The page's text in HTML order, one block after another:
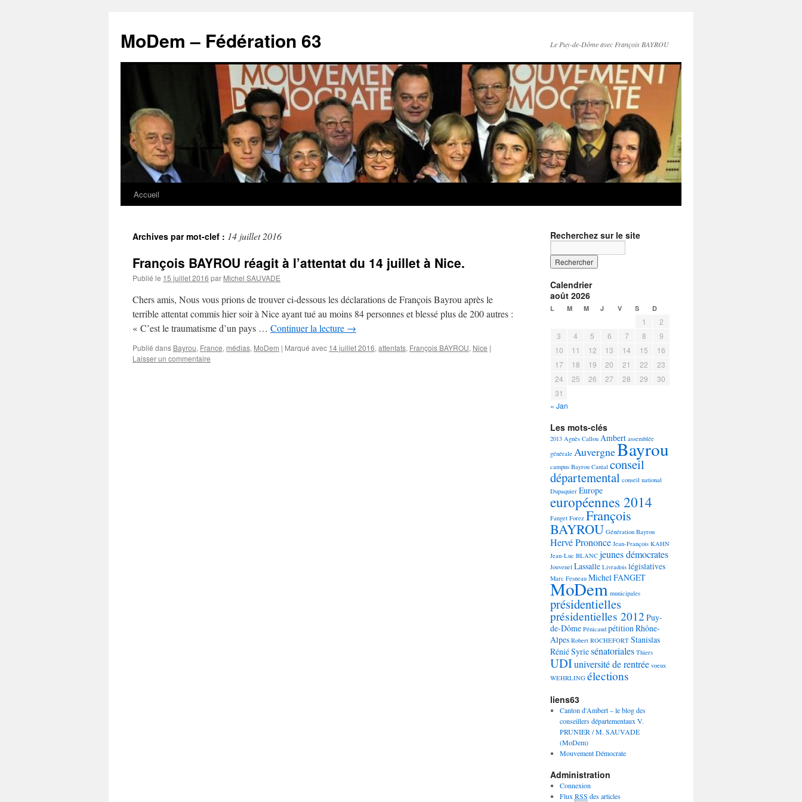
MoDem – Fédération 63 Le Puy-de-Dôme avec François BAYROU
Aller
contenu
Accueil
Archives par mot-clef : 14 juillet 2016
François BAYROU réagit à l’attentat du 14 juillet à Nice.
Publié le 15 juillet 2016 par Michel SAUVADE
Chers amis, Nous vous prions de trouver ci-dessous les déclarations de François Bayrou après le
terrible attentat commis hier soir à Nice ayant tué au moins 84 personnes et blessé plus de 200 autres :
« C’est le traumatisme d’un pays … Continuer la lecture →
Publié dans Bayrou, France, médias, MoDem | Marqué avec 14 juillet 2016, attentats, François BAYROU, Nice |
Laisser un commentaire
Recherchez sur le site
Calendrier
août 2026
L M M J V S D
« Jan
1
2
3
4 5 6 7 8
9
10
11 12 13 14 15
16
17
18 19 20 21 22
23
24
25 26 27 28 29
30
31
Les mots-clés
2013 Agnès Callou Ambert assemblée
générale AuvergneBayrou
campus Bayrou Cantal conseil
départemental conseil national
Dupaquier Europe
européennes 2014
Fanget Forez François
BAYROU Génération Bayrou
Hervé Prononce Jean-François KAHN
Jean-Luc BLANC jeunes démocrates
Jouvenel Lassalle Livradois législatives
Marc Fesneau Michel FANGET
MoDem municipales
présidentielles
présidentielles 2012 Puy-
de-Dôme Pénicaud pétitionRhône-
Alpes Robert ROCHEFORT Stanislas
RéniéSyriesénatoriales Thiers
UDIuniversité de rentrée voeux
WEHRLING élections
liens63
Canton d'Ambert – le blog des
conseillers départementaux V.
PRUNIER / M. SAUVADE
(MoDem)
Mouvement Démocrate
Administration
Connexion
Flux RSS des articles